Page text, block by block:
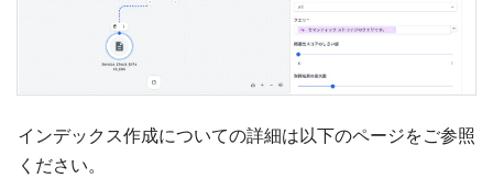
インデックス作成についての詳細は以下のページをご参照
ください。